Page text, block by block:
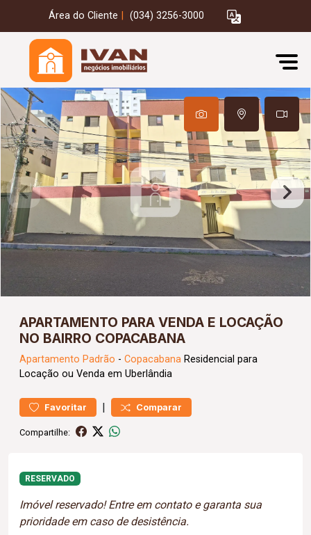
Área do Cliente (034) 3256-3000
APARTAMENTO PARA VENDA E LOCAÇÃO
NO BAIRRO COPACABANA
Apartamento Padrão - Copacabana Residencial para
Locação ou Venda em Uberlândia
Favoritar | Comparar
Compartilhe:
RESERVADO
Imóvel reservado! Entre em contato e garanta sua
prioridade em caso de desistência.